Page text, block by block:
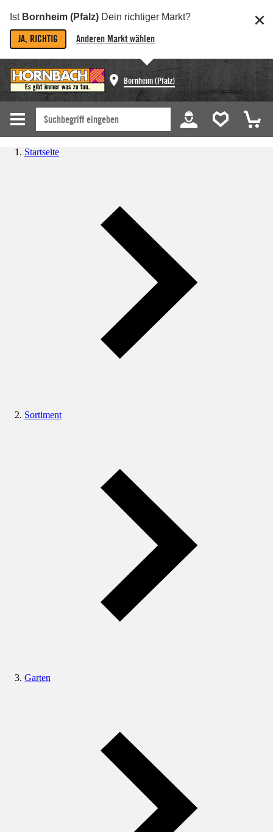
Ist Bornheim (Pfalz) Dein richtiger Markt?
JA, RICHTIG Anderen Markt wählen
Bornheim (Pfalz)
Startseite
Sortiment
Garten